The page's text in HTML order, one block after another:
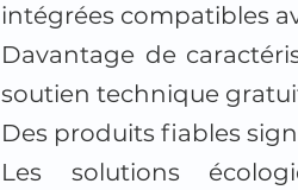
intégrées compatibles
Davantage de
soutien technique
Des produits fiables
Les solutions